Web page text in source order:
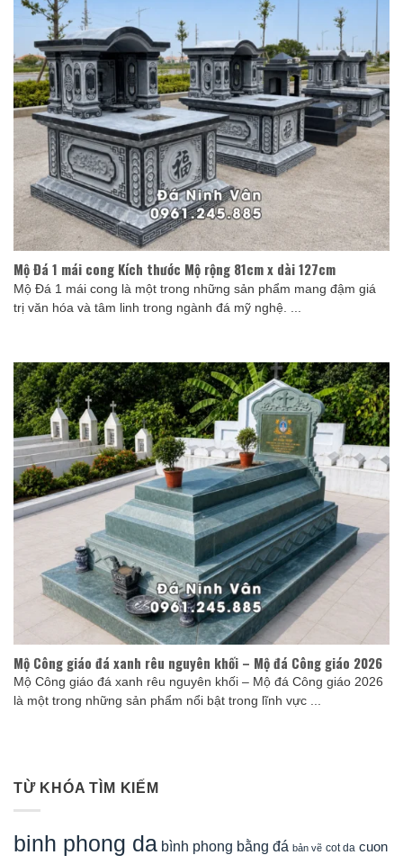
Mộ Đá 1 mái cong Kích thước Mộ rộng 81cm x dài 127cm
Mộ Đá 1 mái cong là một trong những sản phẩm mang đậm giá
trị văn hóa và tâm linh trong ngành đá mỹ nghệ. ...
Mộ Công giáo đá xanh rêu nguyên khối – Mộ đá Công giáo 2026
Mộ Công giáo đá xanh rêu nguyên khối – Mộ đá Công giáo 2026
là một trong những sản phẩm nổi bật trong lĩnh vực ...
TỪ KHÓA TÌM KIẾM
binh phong da bình phong bằng đá bản vẽ cot da cuon